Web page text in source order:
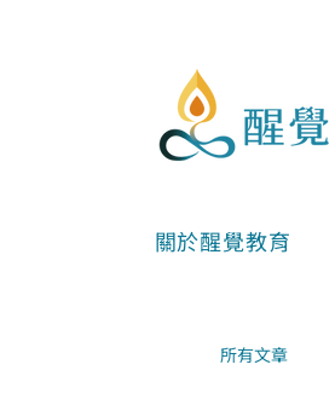
關於醒覺教育
所有文章